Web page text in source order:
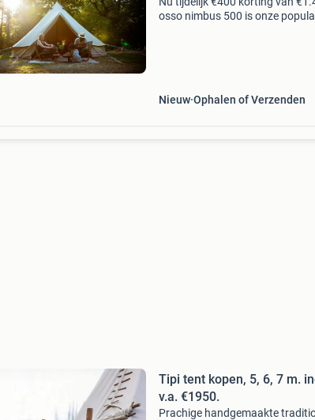
osso nimbus 500 is onze
Nieuw Ophalen of Verzenden
Tipi tent kopen, 5, 6, 7 m.
v.a. €1950.
Prachige handgemaakte